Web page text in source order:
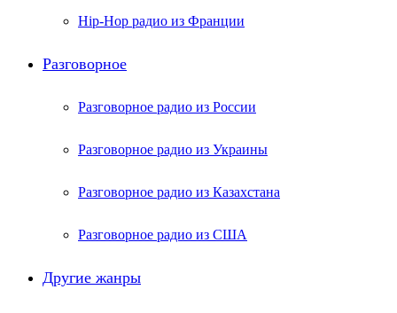
Hip-Hop радио из Франции
Разговорное
Разговорное радио из России
Разговорное радио из Украины
Разговорное радио из Казахстана
Разговорное радио из США
Другие жанры